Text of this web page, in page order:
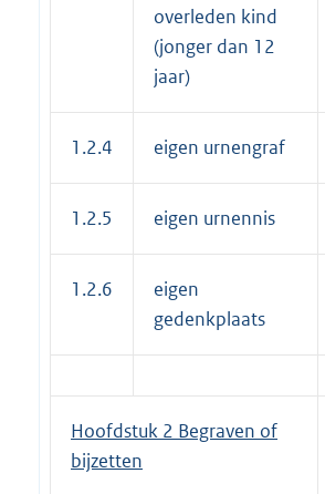
overleden kind
(jonger dan 12
jaar)
1.2.4 eigen urnengraf
1.2.5 eigen urnennis
1.2.6
eigen
gedenkplaats
Hoofdstuk 2 Begraven of
bijzetten